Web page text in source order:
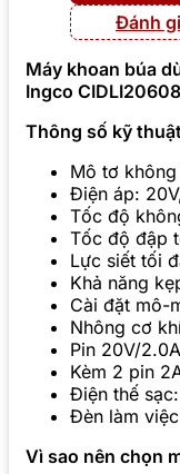
Đánh
Máy khoan búa
Ingco CIDLI20608
Thông số kỹ
Mô tơ
Điện áp:
Tốc độ
Tốc độ đập
Lực siết tối
Khả năng
Cài đặt mô-
Nhông cơ
Pin 20V/
Kèm 2 pin
Điện thế
Đèn làm
Vì sao nên chọn